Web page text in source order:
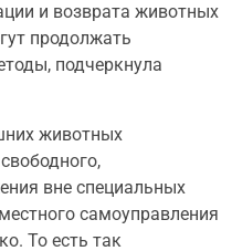
и возврата животных
продолжать
подчеркнула
животных
вне специальных
самоуправления
То есть так